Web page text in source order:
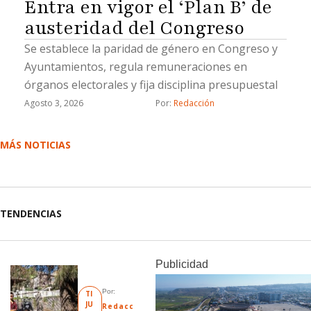
Entra en vigor el ‘Plan B’ de
austeridad del Congreso
Se establece la paridad de género en Congreso y
Ayuntamientos, regula remuneraciones en
órganos electorales y fija disciplina presupuestal
Agosto 3, 2026 Por: Redacción
MÁS NOTICIAS
TENDENCIAS
TI
JU
Por:
Redacc
Publicidad